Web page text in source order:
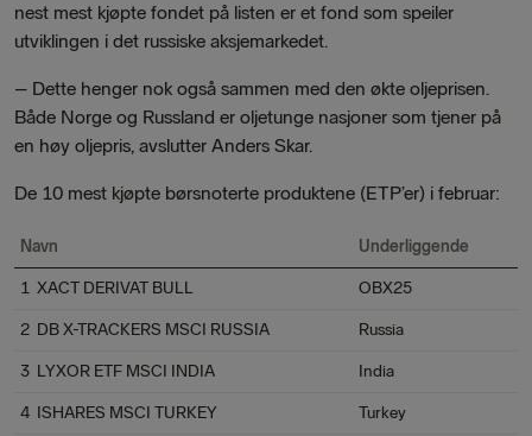
nest mest kjøpte fondet på listen er et fond som speiler
utviklingen i det russiske aksjemarkedet.
– Dette henger nok også sammen med den økte oljeprisen.
Både Norge og Russland er oljetunge nasjoner som tjener på
en høy oljepris, avslutter Anders Skar.
De 10 mest kjøpte børsnoterte produktene (ETP’er) i februar:
Navn Underliggende
1 XACT DERIVAT BULL OBX25
2 DB X-TRACKERS MSCI RUSSIA Russia
3 LYXOR ETF MSCI INDIA India
4 ISHARES MSCI TURKEY Turkey